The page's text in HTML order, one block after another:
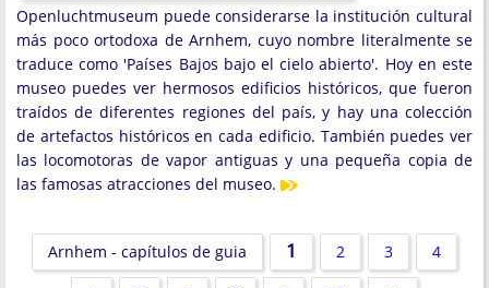
Openluchtmuseum puede considerarse la institución cultural
más poco ortodoxa de Arnhem, cuyo nombre literalmente se
traduce como 'Países Bajos bajo el cielo abierto'. Hoy en este
museo puedes ver hermosos edificios históricos, que fueron
traídos de diferentes regiones del país, y hay una colección
de artefactos históricos en cada edificio. También puedes ver
las locomotoras de vapor antiguas y una pequeña copia de
las famosas atracciones del museo.
Arnhem - capítulos de guia 1 2 3 4